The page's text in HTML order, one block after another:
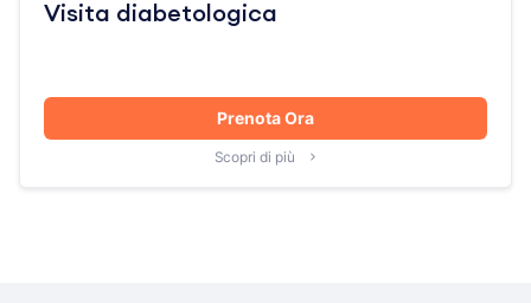
Visita diabetologica
Prenota Ora
Scopri di più